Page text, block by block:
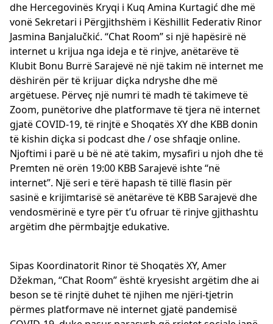
dhe Hercegovinës Kryqi i Kuq Amina Kurtagić dhe më
vonë Sekretari i Përgjithshëm i Këshillit Federativ Rinor
Jasmina Banjalučkić. “Chat Room” si një hapësirë ​​në
internet u krijua nga ideja e të rinjve, anëtarëve të
Klubit Bonu Burrë Sarajevë në një takim në internet me
dëshirën për të krijuar diçka ndryshe dhe më
argëtuese. Përveç një numri të madh të takimeve të
Zoom, punëtorive dhe platformave të tjera në internet
gjatë COVID-19, të rinjtë e Shoqatës XY dhe KBB donin
të kishin diçka si podcast dhe / ose shfaqje online.
Njoftimi i parë u bë në atë takim, mysafiri u njoh dhe të
Premten në orën 19:00 KBB Sarajevë ishte “në
internet”. Një seri e tërë hapash të tillë flasin për
sasinë e krijimtarisë së anëtarëve të KBB Sarajevë dhe
vendosmërinë e tyre për t’u ofruar të rinjve gjithashtu
argëtim dhe përmbajtje edukative.
Sipas Koordinatorit Rinor të Shoqatës XY, Amer
Džekman, “Chat Room” është kryesisht argëtim dhe ai
beson se të rinjtë duhet të njihen me njëri-tjetrin
përmes platformave në internet gjatë pandemisë